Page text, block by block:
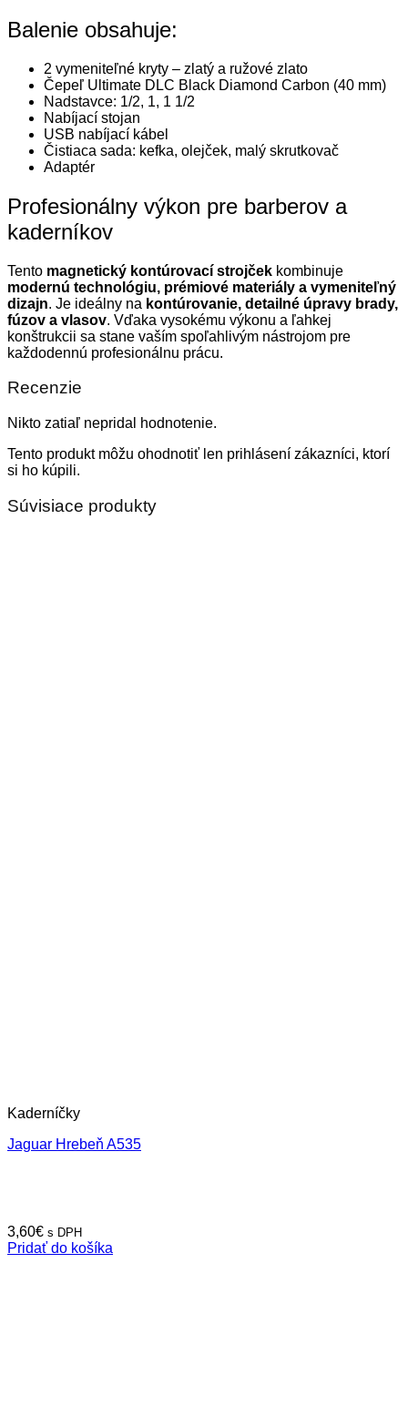
Balenie obsahuje:
2 vymeniteľné kryty – zlatý a ružové zlato
Čepeľ Ultimate DLC Black Diamond Carbon (40 mm)
Nadstavce: 1/2, 1, 1 1/2
Nabíjací stojan
USB nabíjací kábel
Čistiaca sada: kefka, olejček, malý skrutkovač
Adaptér
Profesionálny výkon pre barberov a
kaderníkov
Tento magnetický kontúrovací strojček kombinuje
modernú technológiu, prémiové materiály a vymeniteľný
dizajn. Je ideálny na kontúrovanie, detailné úpravy brady,
fúzov a vlasov. Vďaka vysokému výkonu a ľahkej
konštrukcii sa stane vaším spoľahlivým nástrojom pre
každodennú profesionálnu prácu.
Recenzie
Nikto zatiaľ nepridal hodnotenie.
Tento produkt môžu ohodnotiť len prihlásení zákazníci, ktorí
si ho kúpili.
Súvisiace produkty
Kaderníčky
Jaguar Hrebeň A535
3,60€ s DPH
Pridať do košíka